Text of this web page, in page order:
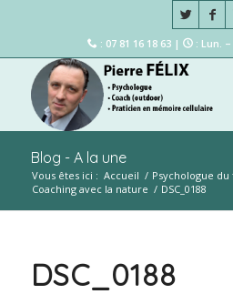
: 07 81 16 18 63 | : Lun. –
Blog - A la une
Vous êtes ici : Accueil / Psychologue du
Coaching avec la nature / DSC_0188
DSC_0188